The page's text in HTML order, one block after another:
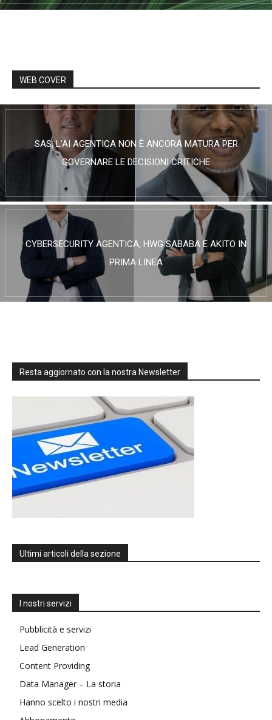
WEB COVER
SAS, L’AI AGENTICA NON È ANCORA MATURA PER
GOVERNARE LE DECISIONI CRITICHE
CYBERSECURITY AGENTICA, HWG SABABA E AKITO IN
PRIMA LINEA
Resta aggiornato con la nostra Newsletter
Ultimi articoli della sezione
I nostri servizi
Pubblicità e servizi
Lead Generation
Content Providing
Data Manager – La storia
Hanno scelto i nostri media